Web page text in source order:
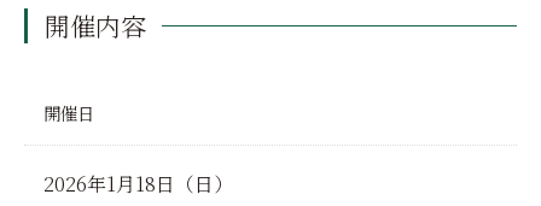
開催内容
開催日
2026年1月18日（日）